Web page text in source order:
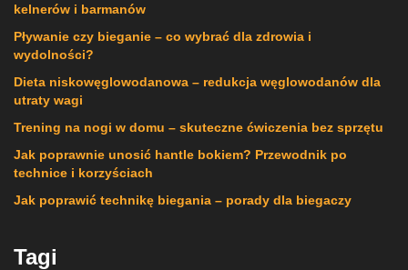
kelnerów i barmanów
Pływanie czy bieganie – co wybrać dla zdrowia i
wydolności?
Dieta niskowęglowodanowa – redukcja węglowodanów dla
utraty wagi
Trening na nogi w domu – skuteczne ćwiczenia bez sprzętu
Jak poprawnie unosić hantle bokiem? Przewodnik po
technice i korzyściach
Jak poprawić technikę biegania – porady dla biegaczy
Tagi